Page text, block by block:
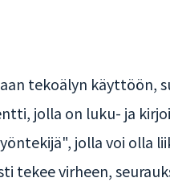
tekoälyn käyttöön,
jolla on luku- ja
jolla voi olla
tekee virheen,